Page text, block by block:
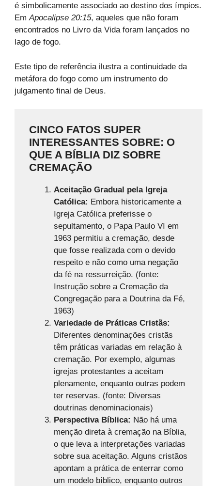
é simbolicamente associado ao destino dos ímpios.
EmApocalipse 20:15, aqueles que não foram
encontrados no Livro da Vida foram lançados no
lago de fogo.
Este tipo de referência ilustra a continuidade da
metáfora do fogo como um instrumento do
julgamento final de Deus.
CINCO FATOS SUPER
INTERESSANTES SOBRE: O
QUE A BÍBLIA DIZ SOBRE
CREMAÇÃO
Aceitação Gradual pela Igreja
Católica: Embora historicamente a
Igreja Católica preferisse o
sepultamento, o Papa Paulo VI em
1963 permitiu a cremação, desde
que fosse realizada com o devido
respeito e não como uma negação
da fé na ressurreição. (fonte:
Instrução sobre a Cremação da
Congregação para a Doutrina da Fé,
1963)
Variedade de Práticas Cristãs:
Diferentes denominações cristãs
têm práticas variadas em relação à
cremação. Por exemplo, algumas
igrejas protestantes a aceitam
plenamente, enquanto outras podem
ter reservas. (fonte: Diversas
doutrinas denominacionais)
Perspectiva Bíblica: Não há uma
menção direta à cremação na Bíblia,
o que leva a interpretações variadas
sobre sua aceitação. Alguns cristãos
apontam a prática de enterrar como
um modelo bíblico, enquanto outros